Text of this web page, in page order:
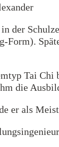
der
Form).
Tai Chi
die
er als